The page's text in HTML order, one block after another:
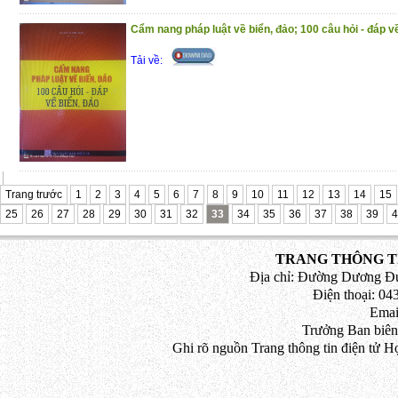
Trong quá trình biên soạn, biên
thiếu sót, rất mong nhận được những ý
để chúng tôi hoàn thiện cuốn sách khi tái
Xin trân trọng giới thiệu cùng bạn
Cẩm nang pháp luật về biển, đảo; 100 câu hỏi - đáp
Tải về:
Trang trước 1 2 3 4 5 6 7 8 9 10 11 12 13 14
15
25
26 27 28 29 30 31 32 33 34 35 36 37 38 39
TRANG THÔNG
Địa chỉ: Đường Dương
Điện thoại:
Trưởng Ban
Ghi rõ nguồn Trang thông tin điện tử